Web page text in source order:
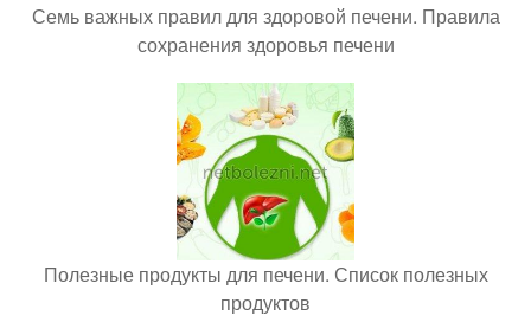
Семь важных правил для здоровой печени. Правила
сохранения здоровья печени
Полезные продукты для печени. Список полезных
продуктов